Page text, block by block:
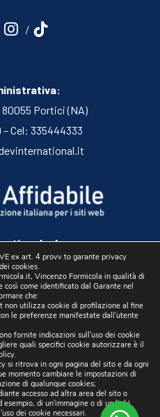
80055 Portici (NA)
– Cel: 335444333
srl
225 – 80055 Portici (NA)
| REA NA-773826
10.000 euro I.V.
Privacy Policy
Digital & Viral
ex art. 4 provv.to garante privacy
cookies.
Vincenzo Formicola in qualità di
come identificato dal Garante nel
che:
utilizza cookie di profilazione al fine
le preferenze manifestate dall'utente
fornite indicazioni sull'uso dei cookie
quali specifici cookie autorizzare è il
.
si ritrova in ogni pagina del sito e da ogni
momento cambiare le impostazioni di
di qualunque cookies;
accesso ad altra area del sito o
di un'immagine o di un link)
dei cookie necessari.